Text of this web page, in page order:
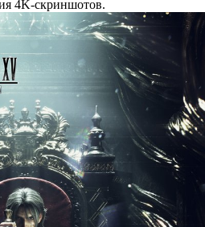
4K-скриншотов.